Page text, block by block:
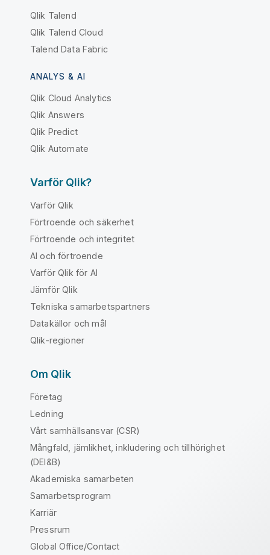
Qlik Talend
Qlik Talend Cloud
Talend Data Fabric
ANALYS & AI
Qlik Cloud Analytics
Qlik Answers
Qlik Predict
Qlik Automate
Varför Qlik?
Varför Qlik
Förtroende och säkerhet
Förtroende och integritet
AI och förtroende
Varför Qlik för AI
Jämför Qlik
Tekniska samarbetspartners
Datakällor och mål
Qlik-regioner
Om Qlik
Företag
Ledning
Vårt samhällsansvar (CSR)
Mångfald, jämlikhet, inkludering och tillhörighet
(DEI&B)
Akademiska samarbeten
Samarbetsprogram
Karriär
Pressrum
Global Office/Contact